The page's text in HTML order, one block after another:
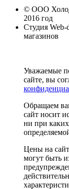
© ООО
2016 год
Студия Web-
магазинов
Уважаемые
сайте, вы
Обращаем
сайт носит
ни при
Цены на
могут быть